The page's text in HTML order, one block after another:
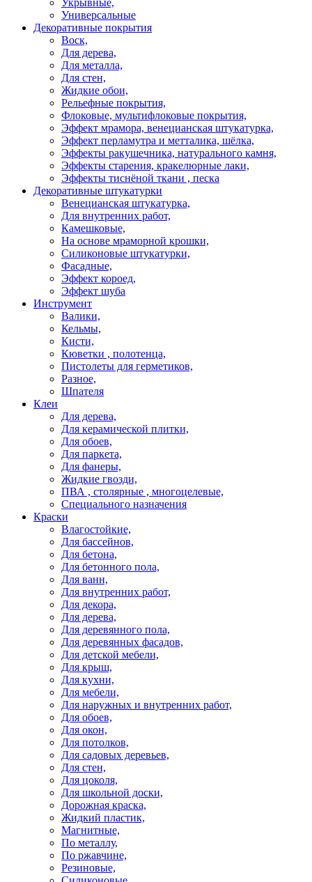
Укрывные,
Универсальные
Декоративные покрытия
Воск,
Для дерева,
Для металла,
Для стен,
Жидкие обои,
Рельефные покрытия,
Флоковые, мультифлоковые покрытия,
Эффект мрамора, венецианская штукатурка,
Эффект перламутра и метталика, шёлка,
Эффекты ракушечника, натурального камня,
Эффекты старения, кракелюрные лаки,
Эффекты тиснёной ткани , песка
Декоративные штукатурки
Венецианская штукатурка,
Для внутренних работ,
Камешковые,
На основе мраморной крошки,
Силиконовые штукатурки,
Фасадные,
Эффект короед,
Эффект шуба
Инструмент
Валики,
Кельмы,
Кисти,
Кюветки , полотенца,
Пистолеты для герметиков,
Разное,
Шпателя
Клеи
Для дерева,
Для керамической плитки,
Для обоев,
Для паркета,
Для фанеры,
Жидкие гвозди,
ПВА , столярные , многоцелевые,
Специального назначения
Краски
Влагостойкие,
Для бассейнов,
Для бетона,
Для бетонного пола,
Для ванн,
Для внутренних работ,
Для декора,
Для дерева,
Для деревянного пола,
Для деревянных фасадов,
Для детской мебели,
Для крыш,
Для кухни,
Для мебели,
Для наружных и внутренних работ,
Для обоев,
Для окон,
Для потолков,
Для садовых деревьев,
Для стен,
Для цоколя,
Для школьной доски,
Дорожная краска,
Жидкий пластик,
Магнитные,
По металлу,
По ржавчине,
Резиновые,